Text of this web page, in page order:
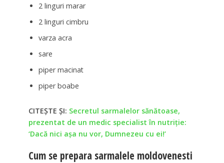
2 linguri marar
2 linguri cimbru
varza acra
sare
piper macinat
piper boabe
CITEȘTE ȘI: Secretul sarmalelor sănătoase,
prezentat de un medic specialist în nutriție:
‘Dacă nici aşa nu vor, Dumnezeu cu ei!’
Cum se prepara sarmalele moldovenesti